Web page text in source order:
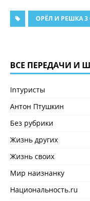
ОРЁЛ И РЕШКА 3
ВСЕ ПЕРЕДАЧИ И
Inтуристы
Антон Птушкин
Без рубрики
Жизнь других
Жизнь своих
Мир наизнанку
Национальность.ru